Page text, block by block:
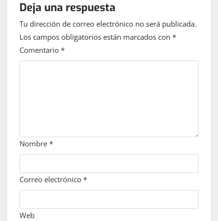
Deja una respuesta
Tu dirección de correo electrónico no será publicada.
Los campos obligatorios están marcados con *
Comentario *
Nombre *
Correo electrónico *
Web